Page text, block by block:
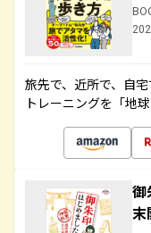
旅先で、近所で、自
トレーニングを「地
末